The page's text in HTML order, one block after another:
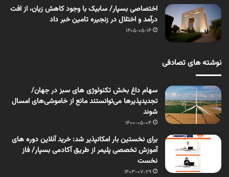
اختصاصی بسپار/ سابیک با وجود کاهش زیان، از افت
درآمد و اختلال در زنجیره تامین خبر داد
1405-05-14
نوشته های تصادفی
سهام داغ بخش تکنولوژی های سبز در جهان/
تجدیدپذیرها می‌توانستند مانع از خاموشی‌های امسال
شوند
1400-05-04
برای نخستین بار امکانپذیر شد: خرید آنلاین دوره های
آموزش تخصصی پلیمر از طریق آکادمی بسپار/ فاز
نخست
1403-07-29